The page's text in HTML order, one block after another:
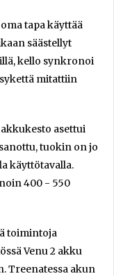
tapa käyttää
säästellyt
kello synkronoi
mitattiin
asettui
tuokin on jo
käyttötavalla.
400 - 550
toimintoja
Venu 2 akku
Treenatessa akun